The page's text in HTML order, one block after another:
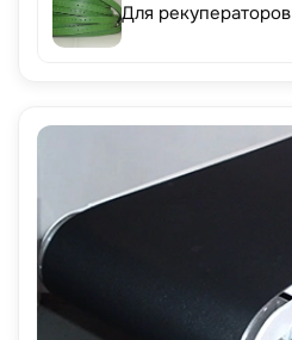
Для рекуператоров